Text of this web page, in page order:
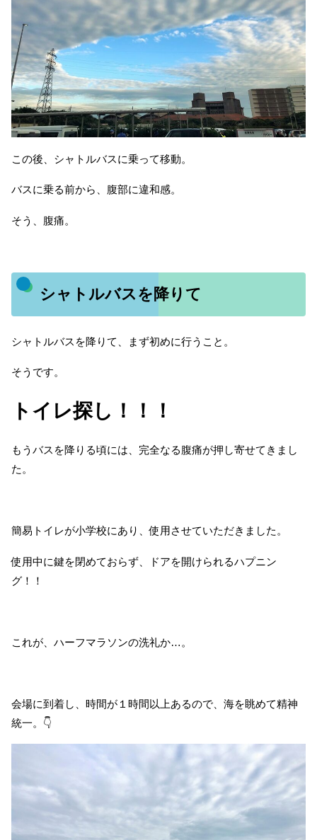
この後、シャトルバスに乗って移動。
バスに乗る前から、腹部に違和感。
そう、腹痛。
シャトルバスを降りて
シャトルバスを降りて、まず初めに行うこと。
そうです。
トイレ探し！！！
もうバスを降りる頃には、完全なる腹痛が押し寄せてきまし
た。
簡易トイレが小学校にあり、使用させていただきました。
使用中に鍵を閉めておらず、ドアを開けられるハプニン
グ！！
これが、ハーフマラソンの洗礼か…。
会場に到着し、時間が１時間以上あるので、海を眺めて精神
統一。👇